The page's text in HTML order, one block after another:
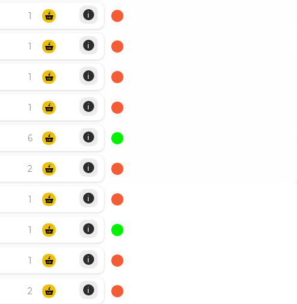
i
i
i
i
i
i
i
i
i
i